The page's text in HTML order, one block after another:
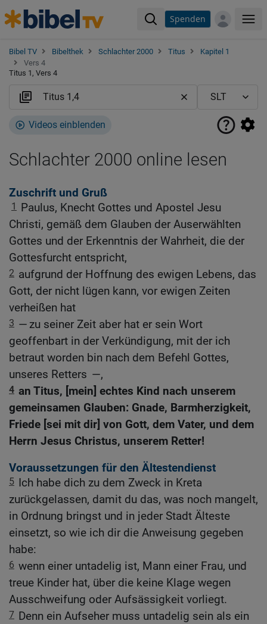
Spenden
Bibel TV Bibelthek Schlachter 2000 Titus
Kapitel 1
Vers 4
Titus 1, Vers 4
Videos einblenden
Schlachter 2000 online lesen
Zuschrift und Gruß
1
Paulus, Knecht Gottes und Apostel Jesu
Christi, gemäß dem Glauben der Auserwählten
Gottes und der Erkenntnis der Wahrheit, die der
Gottesfurcht entspricht,
2 aufgrund der Hoffnung des ewigen Lebens, das
Gott, der nicht lügen kann, vor ewigen Zeiten
verheißen hat
3 — zu seiner Zeit aber hat er sein Wort
geoffenbart in der Verkündigung, mit der ich
betraut worden bin nach dem Befehl Gottes,
unseres Retters —,
4 an Titus, [mein] echtes Kind nach unserem
gemeinsamen Glauben: Gnade, Barmherzigkeit,
Friede [sei mit dir] von Gott, dem Vater, und dem
Herrn Jesus Christus, unserem Retter!
Voraussetzungen für den Ältestendienst
5 Ich habe dich zu dem Zweck in Kreta
zurückgelassen, damit du das, was noch mangelt,
in Ordnung bringst und in jeder Stadt Älteste
einsetzt, so wie ich dir die Anweisung gegeben
habe:
6 wenn einer untadelig ist, Mann einer Frau, und
treue Kinder hat, über die keine Klage wegen
Ausschweifung oder Aufsässigkeit vorliegt.
7 Denn ein Aufseher muss untadelig sein als ein